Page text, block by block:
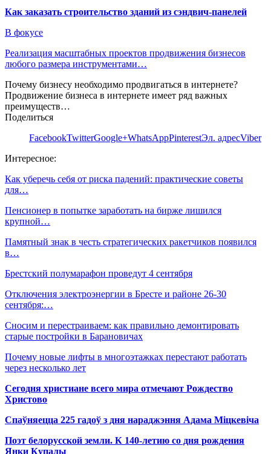
Как заказать строительство зданий из сэндвич-панелей
В фокусе
Реализация масштабных проектов продвижения бизнесов
любого размера инструментами…
Почему бизнесу необходимо продвигаться в интернете?
Продвижение бизнеса в интернете имеет ряд важных
преимуществ…
Поделиться
FacebookTwitterGoogle+WhatsAppPinterestЭл. адресViber
Интересное:
Как уберечь себя от риска падений: практические советы
для…
Пенсионер в попытке заработать на бирже лишился
крупной…
Памятный знак в честь стратегических ракетчиков появился
в…
Брестский полумарафон проведут 4 сентября
Отключения электроэнергии в Бресте и районе 26-30
сентября:…
Сносим и перестраиваем: как правильно демонтировать
старые постройки в Барановичах
Почему новые лифты в многоэтажках перестают работать
через несколько лет
Сегодня христиане всего мира отмечают Рождество
Христово
Спаўняецца 225 гадоў з дня нараджэння Адама Міцкевіча
Поэт белорусской земли. К 140-летию со дня рождения
Янки Купалы